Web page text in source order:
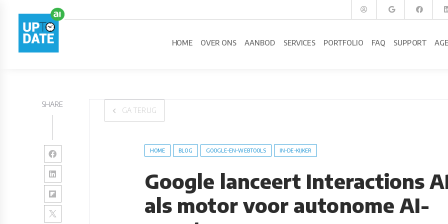
HOME OVER ONS AANBOD SERVICES PORTFOLIO FAQ SUPPORT
SHARE
GA TERUG
HOME BLOG GOOGLE-EN-WEBTOOLS IN-DE-KIJKER
Google lanceert Interactions
als motor voor autonome AI-